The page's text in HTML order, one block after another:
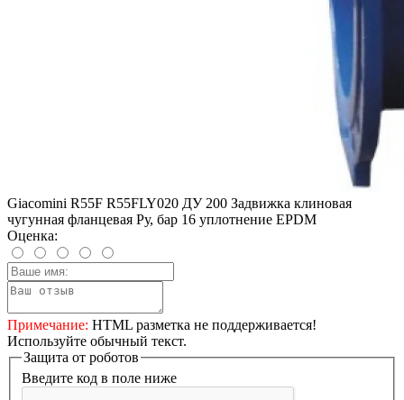
Giacomini R55F R55FLY020 ДУ 200 Задвижка клиновая
чугунная фланцевая Ру, бар 16 уплотнение EPDM
Оценка:
Примечание: HTML разметка не поддерживается!
Используйте обычный текст.
Защита от роботов
Введите код в поле ниже